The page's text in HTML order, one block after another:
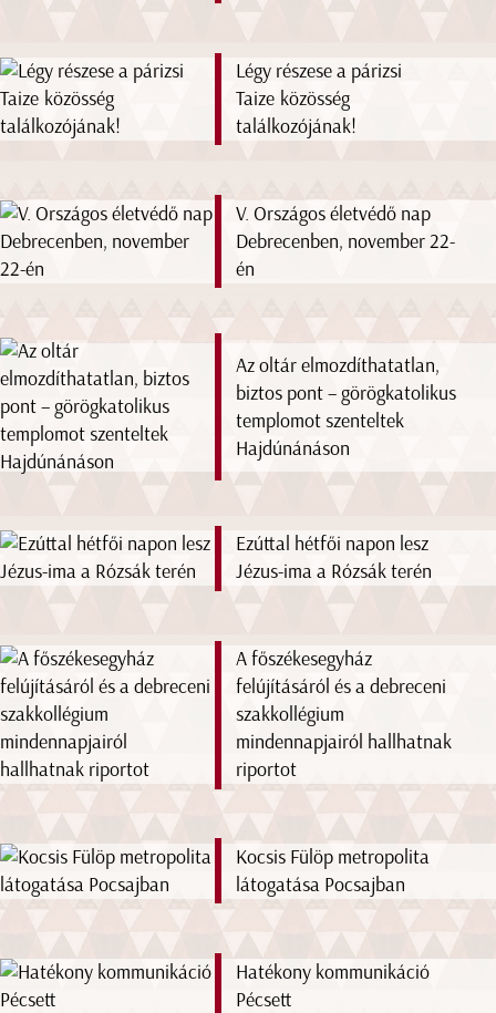
Légy részese a párizsi
Taize közösség
találkozójának!
V. Országos életvédő nap
Debrecenben, november 22-
én
Az oltár elmozdíthatatlan,
biztos pont – görögkatolikus
templomot szenteltek
Hajdúnánáson
Ezúttal hétfői napon lesz
Jézus-ima a Rózsák terén
A főszékesegyház
felújításáról és a debreceni
szakkollégium
mindennapjairól hallhatnak
riportot
Kocsis Fülöp metropolita
látogatása Pocsajban
Hatékony kommunikáció
Pécsett